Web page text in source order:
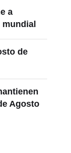
a
de
Agosto